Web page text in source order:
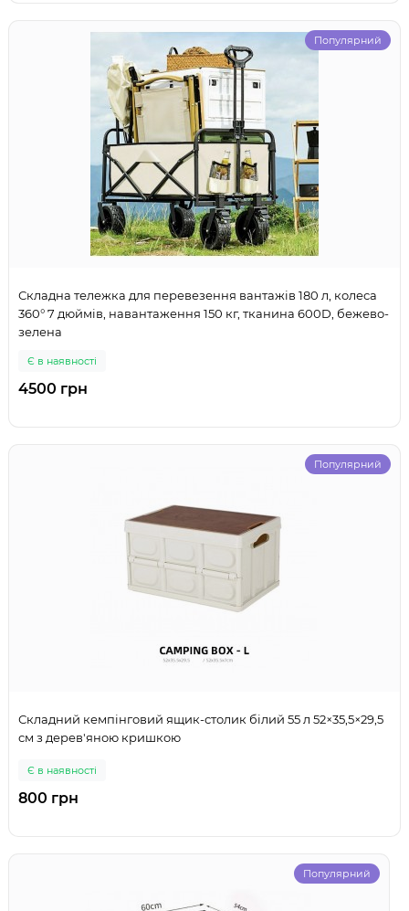
Популярний
Складна тележка для перевезення вантажів 180 л, колеса
360° 7 дюймів, навантаження 150 кг, тканина 600D, бежево-
зелена
Є в наявності
4500 грн
Популярний
Складний кемпінговий ящик-столик білий 55 л 52×35,5×29,5
см з дерев'яною кришкою
Є в наявності
800 грн
Популярний